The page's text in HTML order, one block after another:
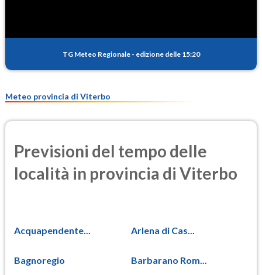
TG Meteo Regionale - edizione delle 15:20
Meteo provincia di Viterbo
Previsioni del tempo delle
località in provincia di Viterbo
Acquapendente... Arlena di Cas...
Bagnoregio Barbarano Rom...